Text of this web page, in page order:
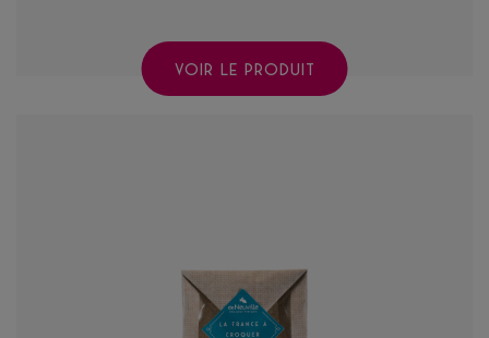
VOIR LE PRODUIT